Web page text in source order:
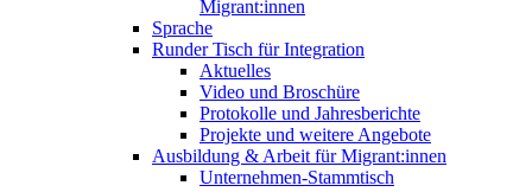
Migrant:innen
Sprache
Runder Tisch für Integration
Aktuelles
Video und Broschüre
Protokolle und Jahresberichte
Projekte und weitere Angebote
Ausbildung & Arbeit für Migrant:innen
Unternehmen-Stammtisch